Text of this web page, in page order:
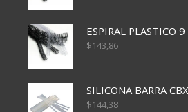
$143,86
$144,38